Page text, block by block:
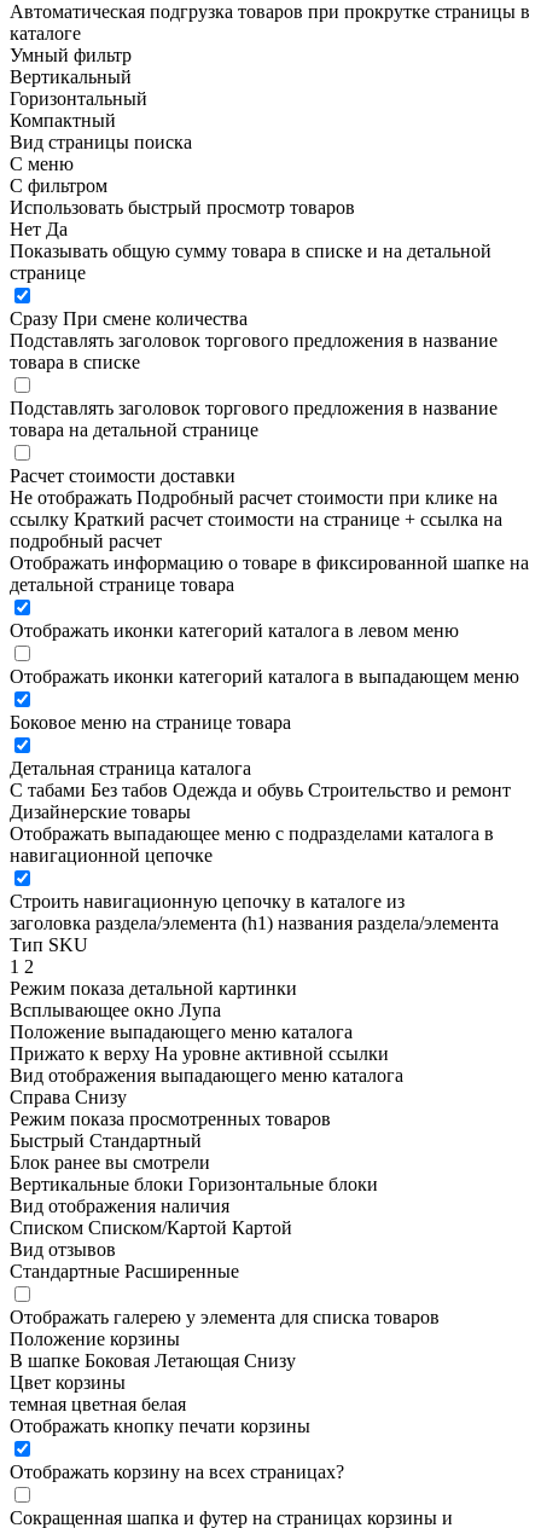
Автоматическая подгрузка товаров при прокрутке страницы в
каталоге
Умный фильтр
Вертикальный
Горизонтальный
Компактный
Вид страницы поиска
С меню
С фильтром
Использовать быстрый просмотр товаров
Нет Да
Показывать общую сумму товара в списке и на детальной
странице
Сразу При смене количества
Подставлять заголовок торгового предложения в название
товара в списке
Подставлять заголовок торгового предложения в название
товара на детальной странице
Расчет стоимости доставки
Не отображать Подробный расчет стоимости при клике на
ссылку Краткий расчет стоимости на странице + ссылка на
подробный расчет
Отображать информацию о товаре в фиксированной шапке на
детальной странице товара
Отображать иконки категорий каталога в левом меню
Отображать иконки категорий каталога в выпадающем меню
Боковое меню на странице товара
Детальная страница каталога
С табами Без табов Одежда и обувь Строительство и ремонт
Дизайнерские товары
Отображать выпадающее меню с подразделами каталога в
навигационной цепочке
Строить навигационную цепочку в каталоге из
заголовка раздела/элемента (h1) названия раздела/элемента
Тип SKU
1 2
Режим показа детальной картинки
Всплывающее окно Лупа
Положение выпадающего меню каталога
Прижато к верху На уровне активной ссылки
Вид отображения выпадающего меню каталога
Справа Снизу
Режим показа просмотренных товаров
Быстрый Стандартный
Блок ранее вы смотрели
Вертикальные блоки Горизонтальные блоки
Вид отображения наличия
Списком Списком/Картой Картой
Вид отзывов
Стандартные Расширенные
Отображать галерею у элемента для списка товаров
Положение корзины
В шапке Боковая Летающая Снизу
Цвет корзины
темная цветная белая
Отображать кнопку печати корзины
Отображать корзину на всех страницах?
Сокращенная шапка и футер на страницах корзины и